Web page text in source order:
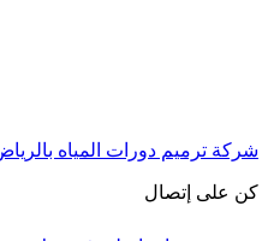
شركة ترميم دورات المياه
كن على إتصال